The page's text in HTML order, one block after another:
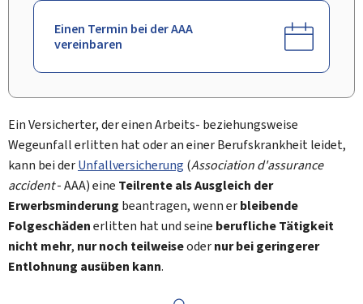
Einen Termin bei der AAA
vereinbaren
Ein Versicherter, der einen Arbeits- beziehungsweise
Wegeunfall erlitten hat oder an einer Berufskrankheit leidet,
kann bei derUnfallversicherung (Association d'assurance
accident- AAA) eine Teilrente als Ausgleich der
Erwerbsminderung beantragen, wenn erbleibende
Folgeschädenerlitten hat und seine berufliche Tätigkeit
nicht mehr, nur noch teilweiseodernur bei geringerer
Entlohnung ausüben kann.